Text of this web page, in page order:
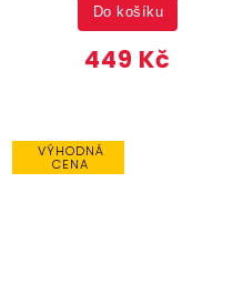
449 Kč
Do košíku
VÝHODNÁ
CENA